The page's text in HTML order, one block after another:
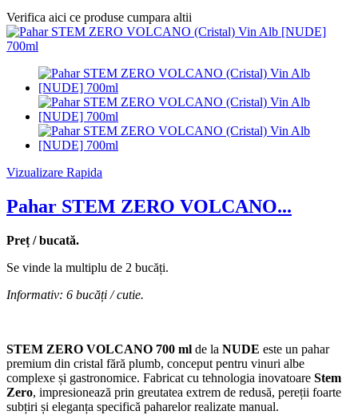
Verifica aici ce produse cumpara altii
Vizualizare Rapida
Pahar STEM ZERO VOLCANO...
Preț / bucată.
Se vinde la multiplu de 2 bucăți.
Informativ: 6 bucăți / cutie.
STEM ZERO VOLCANO 700 ml de la NUDE este un pahar
premium din cristal fără plumb, conceput pentru vinuri albe
complexe și gastronomice. Fabricat cu tehnologia inovatoare Stem
Zero, impresionează prin greutatea extrem de redusă, pereții foarte
subțiri și eleganța specifică paharelor realizate manual.